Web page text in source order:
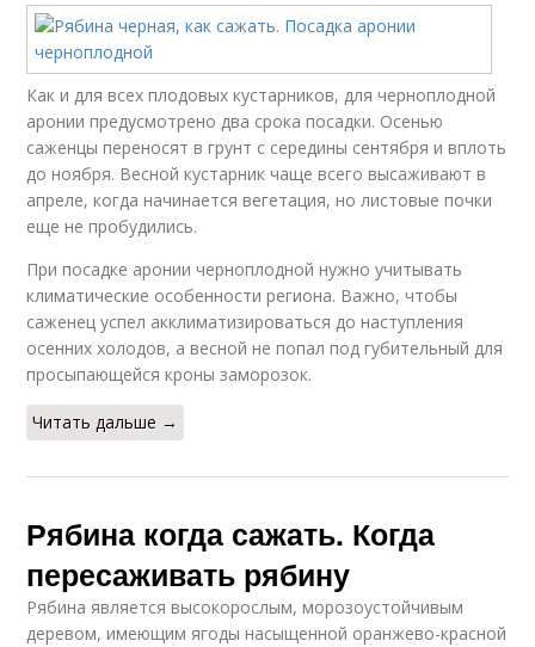
Как и для всех плодовых кустарников, для черноплодной
аронии предусмотрено два срока посадки. Осенью
саженцы переносят в грунт с середины сентября и вплоть
до ноября. Весной кустарник чаще всего высаживают в
апреле, когда начинается вегетация, но листовые почки
еще не пробудились.
При посадке аронии черноплодной нужно учитывать
климатические особенности региона. Важно, чтобы
саженец успел акклиматизироваться до наступления
осенних холодов, а весной не попал под губительный для
просыпающейся кроны заморозок.
Читать дальше →
Рябина когда сажать. Когда
пересаживать рябину
Рябина является высокорослым, морозоустойчивым
деревом, имеющим ягоды насыщенной оранжево-красной